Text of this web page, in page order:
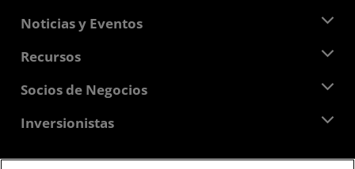
Acerca de AMD
Responsabilidad corporativa
Contáctanos
Noticias y Eventos
Sala de prensa
Biblioteca multimedia
Recursos
Centro para desarrolladores
Casos de Estudio
Socios de Negocios
Centro para socios de AMD
Programa universitario AMD
Inversionistas